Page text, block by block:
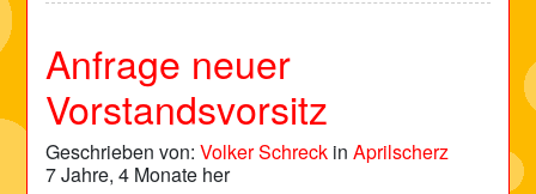
Anfrage neuer
Vorstandsvorsitz
Geschrieben von:Volker Schreck inAprilscherz
7 Jahre, 4 Monate her